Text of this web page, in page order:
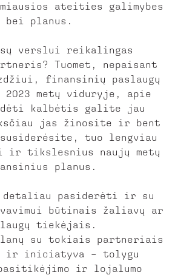
ateities galimybes
bei planus.
verslui reikalingas
Tuomet, nepaisant
finansinių paslaugų
metų viduryje, apie
kalbėtis galite jau
jas žinosite ir bent
tuo lengviau
ir tikslesnius naujų metų
planus.
detaliau pasiderėti ir su
būtinais žaliavų ar
tiekėjais.
su tokiais partneriais
ir iniciatyva – tolygu
pasitikėjimo ir lojalumo